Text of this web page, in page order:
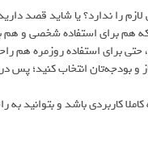
لازم را ندارد؟ یا شاید قصد
هم برای استفاده شخصی و هم
حتی برای استفاده روزمره
بودجه‌تان انتخاب کنید؛ پس
کاربردی باشد و بتوانید به